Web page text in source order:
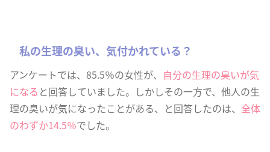
私の生理の臭い、気付かれている？
アンケートでは、85.5％の女性が、 自分の生理の臭いが気
になる と回答していました。しかしその一方で、他人の生
理の臭いが気になったことがある、と回答したのは、 全体
のわずか14.5％でした。